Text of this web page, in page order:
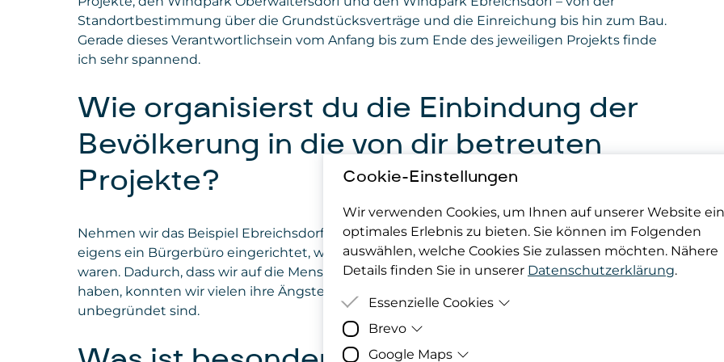
Standortbestimmung über die Grundstücksverträge und die Einreichung bis hin zum Bau.
Gerade dieses Verantwortlichsein vom Anfang bis zum Ende des jeweiligen Projekts finde
ich sehr spannend.
Wie organisierst du die Einbindung der
Bevölkerung in die von dir betreuten
Projekte?
Nehmen wir das Beispiel Ebreichsdorf: Dort gab es eine Volksabstimmung, also haben wir
eigens ein Bürgerbüro eingerichtet, wo wir mehrmals in der Woche für die Leute erreichbar
waren. Dadurch, dass wir auf die Menschen eingegangen sind und sie sachlich informiert
haben, konnten wir vielen ihre Ängste nehmen, weil sie bald gesehen haben, dass diese
unbegründet sind.
Cookie-Einstellungen
Wir verwenden Cookies, um Ihnen auf unserer Website ein
optimales Erlebnis zu bieten. Sie können im Folgenden
auswählen, welche Cookies Sie zulassen möchten. Nähere
Details finden Sie in unserer Datenschutzerklärung.
Essenzielle Cookies
Zweck
Brevo
Zweck
Bereitstellung der eingebundenen
Google Maps